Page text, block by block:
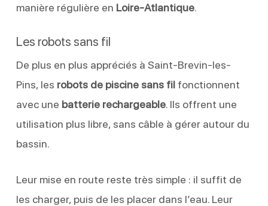
manière régulière en Loire-Atlantique.
Les robots sans fil
De plus en plus appréciés à Saint-Brevin-les-
Pins, les robots de piscine sans filfonctionnent
avec une batterie rechargeable. Ils offrent une
utilisation plus libre, sans câble à gérer autour du
bassin.
Leur mise en route reste très simple : il suffit de
les charger, puis de les placer dans l’eau. Leur